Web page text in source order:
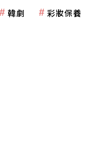
韓劇 彩妝保養